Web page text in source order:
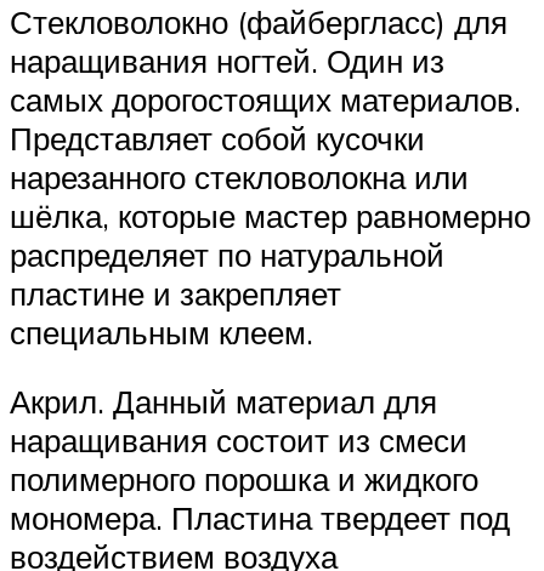
Стекловолокно (файбергласс) для
наращивания ногтей. Один из
самых дорогостоящих материалов.
Представляет собой кусочки
нарезанного стекловолокна или
шёлка, которые мастер равномерно
распределяет по натуральной
пластине и закрепляет
специальным клеем.
Акрил. Данный материал для
наращивания состоит из смеси
полимерного порошка и жидкого
мономера. Пластина твердеет под
воздействием воздуха